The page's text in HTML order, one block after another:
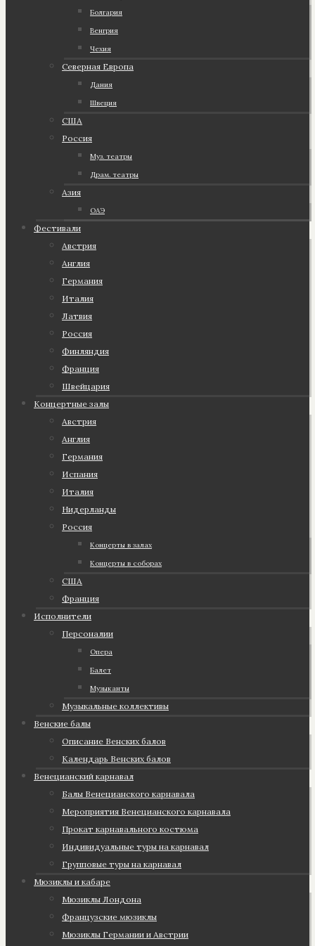
Болгария
Венгрия
Чехия
Северная Европа
Дания
Швеция
США
Россия
Муз. театры
Драм. театры
Азия
ОАЭ
Фестивали
Австрия
Англия
Германия
Италия
Латвия
Россия
Финляндия
Франция
Швейцария
Концертные залы
Австрия
Англия
Германия
Испания
Италия
Нидерланды
Россия
Концерты в залах
Концерты в соборах
США
Франция
Исполнители
Персоналии
Опера
Балет
Музыканты
Музыкальные коллективы
Венские балы
Описание Венских балов
Календарь Венских балов
Венецианский карнавал
Балы Венецианского карнавала
Мероприятия Венецианского карнавала
Прокат карнавального костюма
Индивидуальные туры на карнавал
Групповые туры на карнавал
Мюзиклы и кабаре
Мюзиклы Лондона
Французские мюзиклы
Мюзиклы Германии и Австрии